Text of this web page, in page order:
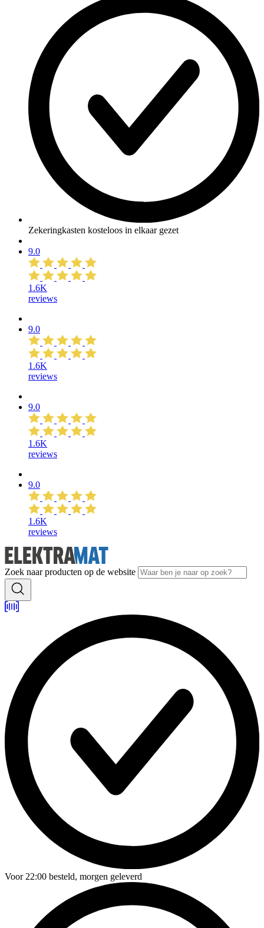
Zekeringkasten kosteloos in elkaar gezet
9.0
1.6K
reviews
9.0
1.6K
reviews
9.0
1.6K
reviews
9.0
1.6K
reviews
Zoek naar producten op de website
Voor22:00 besteld, morgen geleverd